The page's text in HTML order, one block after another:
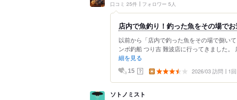
口コミ 25件 フォロワー 5人
店内で魚釣り！釣った魚をその場で
以前から「店内で釣った魚をその場で捌い
ンボ釣船 つり吉 難波店に行ってきました
細を見る
15 ？ 2026/03 訪問 1回
ソトノミスト